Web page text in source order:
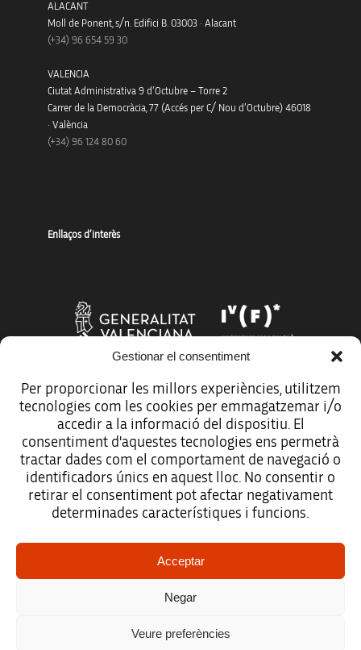
Gestionar el consentiment
Per proporcionar les millors experiències, utilitzem
tecnologies com les cookies per emmagatzemar i/o
accedir a la informació del dispositiu. El
consentiment d'aquestes tecnologies ens permetrà
tractar dades com el comportament de navegació o
identificadors únics en aquest lloc. No consentir o
retirar el consentiment pot afectar negativament
determinades característiques i funcions.
Acceptar
Negar
Veure preferències
ALACANT
Moll de Ponent, s/n. Edifici B. 03003 · Alacant
(+34) 96 654 59 30
VALENCIA
Ciutat Administrativa 9 d’Octubre – Torre 2
Carrer de la Democràcia, 77 (Accés per C/ Nou d’Octubre) 46018
· València
(+34) 96 124 80 60
Enllaços d’interès
Més organismes de suport a la innovació
Avís legal
Política de protecció de dades